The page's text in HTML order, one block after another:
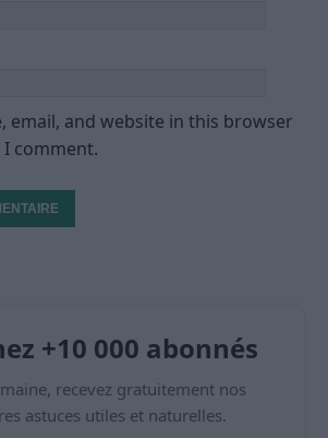
email, and website in this browser
comment.
+10 000 abonnés
recevez gratuitement nos
astuces utiles et naturelles.